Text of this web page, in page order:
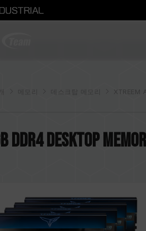
데스크탑 메모리 XTREEM
DDR4 DESKTOP